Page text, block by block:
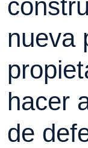
nueva
hacer
de